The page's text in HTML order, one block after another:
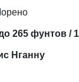
фунтов /
Нганну